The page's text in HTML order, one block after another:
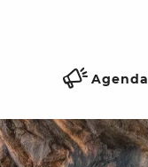
Agenda